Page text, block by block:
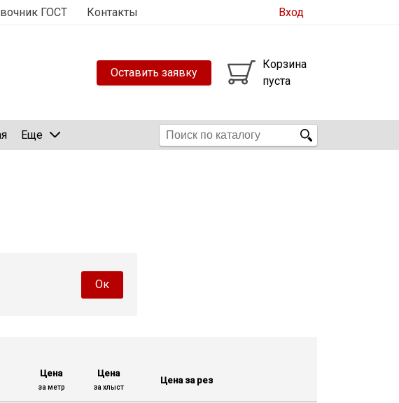
ГОСТ Контакты Вход
Корзина
пуста
Оставить заявку
Еще
Ок
Цена
за метр
Цена
за хлыст
Цена за рез